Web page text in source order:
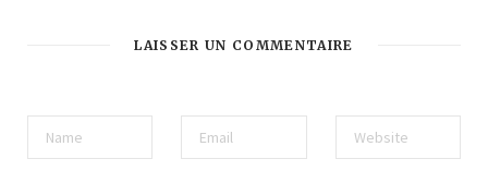
LAISSER UN COMMENTAIRE